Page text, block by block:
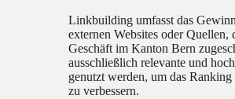
Linkbuilding umfasst das
externen Websites oder Quellen,
Geschäft im Kanton Bern
ausschließlich relevante und
genutzt werden, um das
zu verbessern.